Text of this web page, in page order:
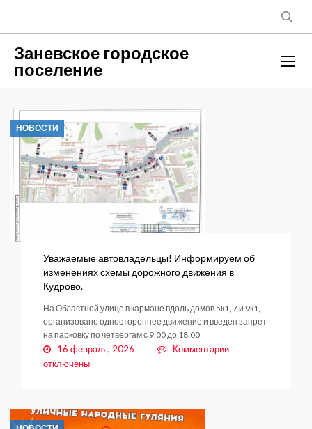
Заневское городское
поселение
НОВОСТИ
Уважаемые автовладельцы! Информируем об
изменениях схемы дорожного движения в
Кудрово.
На Областной улице в кармане вдоль домов 5к1, 7 и 9к1,
организовано одностороннее движение и введен запрет
на парковку по четвергам с 9:00 до 18:00
16 февраля, 2026 Комментариик
отключены